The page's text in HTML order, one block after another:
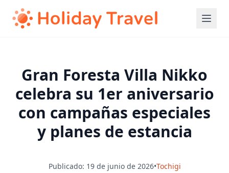
Gran Foresta Villa Nikko
celebra su 1er aniversario
con campañas especiales
y planes de estancia
Publicado: 19 de junio de 2026•Tochigi